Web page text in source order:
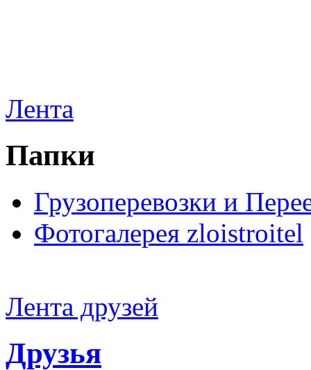
Лента
Папки
Грузоперевозки и
Фотогалерея zloistroitel
Лента друзей
Друзья